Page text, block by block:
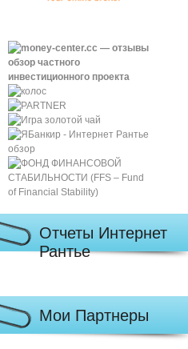
Отчеты Интернет
Рантье
Мои Партнеры